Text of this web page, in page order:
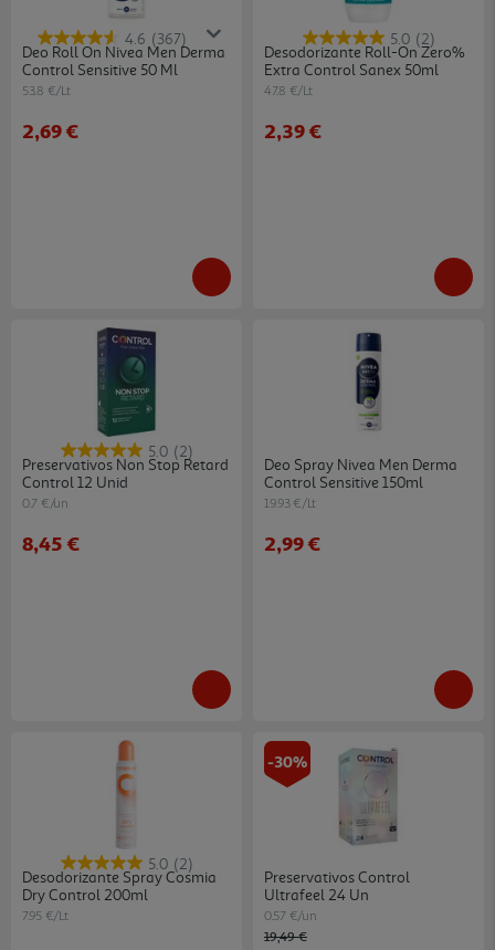
4.6 (367)
Deo Roll On Nivea Men Derma
Control Sensitive 50 Ml
53.8 €/Lt
2,69 €
5.0 (2)
Desodorizante Roll-On Zero%
Extra Control Sanex 50ml
47.8 €/Lt
2,39 €
5.0 (2)
Preservativos Non Stop Retard
Control 12 Unid
0.7 €/un
8,45 €
Deo Spray Nivea Men Derma
Control Sensitive 150ml
19.93 €/Lt
2,99 €
5.0 (2)
Desodorizante Spray Cosmia
Dry Control 200ml
7.95 €/Lt
-30%
Preservativos Control
Ultrafeel 24 Un
0.57 €/un
Price reduced from
19,49 €to